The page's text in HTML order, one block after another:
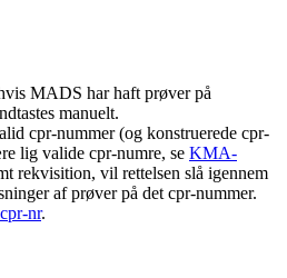
MADS har haft prøver på
manuelt.
cpr-nummer (og konstruerede cpr-
lig valide cpr-numre, se KMA-
rekvisition, vil rettelsen slå igennem
af prøver på det cpr-nummer.
nr.